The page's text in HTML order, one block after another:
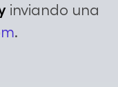
inviando una
.